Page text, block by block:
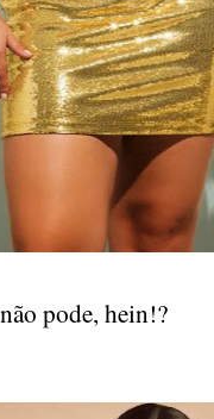
pode, hein!?